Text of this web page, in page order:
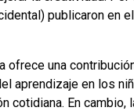
publicaron
una
aprendizaje en los
cotidiana. En